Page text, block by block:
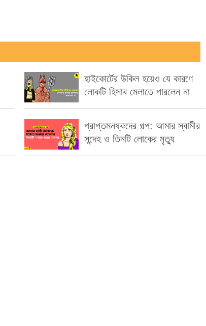
হাইকোর্টের উকিল হয়েও যে কারণে
লোকটি হিসাব মেলাতে পারলেন না
প্রাপ্তমনষ্কদের গল্প: আমার স্বামীর
সন্দেহ ও তিনটি লোকের মৃত্যু